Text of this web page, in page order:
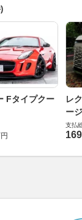
Fタイプクー
レ
ー
支払